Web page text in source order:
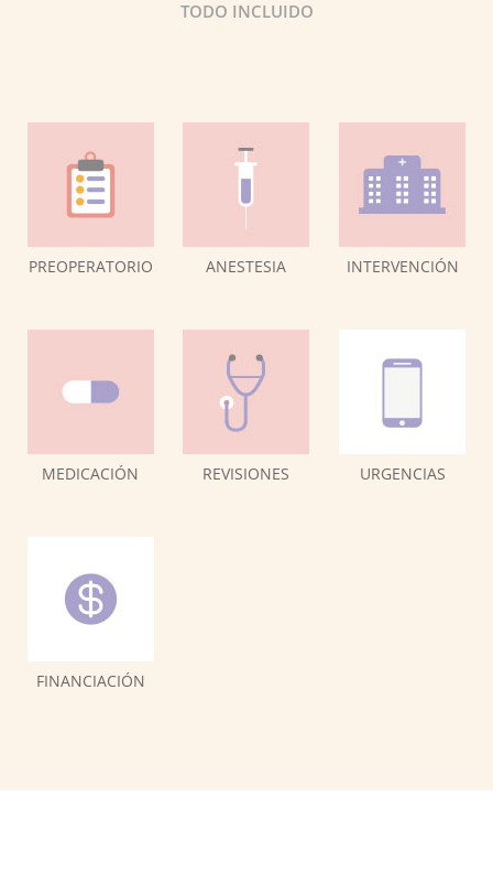
TODO INCLUIDO
PREOPERATORIO ANESTESIA INTERVENCIÓN
MEDICACIÓN REVISIONES URGENCIAS
FINANCIACIÓN